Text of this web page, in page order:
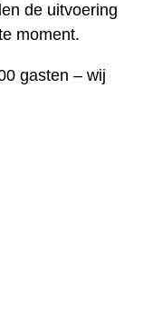
de uitvoering
moment.
gasten – wij